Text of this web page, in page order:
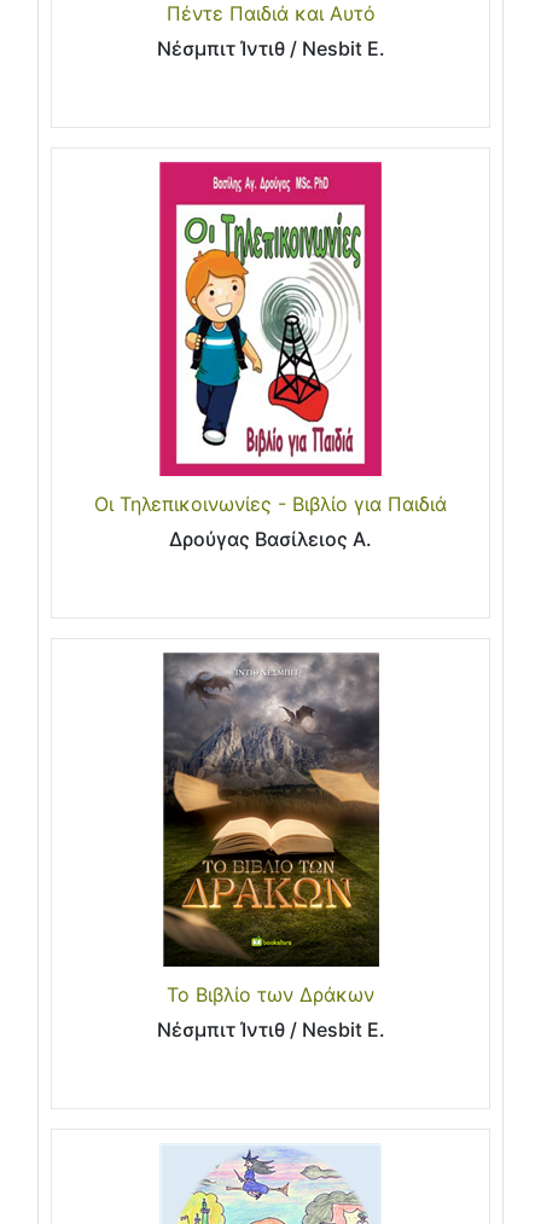
Πέντε Παιδιά και Αυτό
Νέσμπιτ Ίντιθ / Nesbit E.
Οι Τηλεπικοινωνίες - Βιβλίο για Παιδιά
Δρούγας Βασίλειος Α.
Το Βιβλίο των Δράκων
Νέσμπιτ Ίντιθ / Nesbit E.